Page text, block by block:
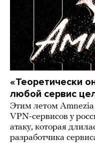
«Теоретически
любой сервис
Этим летом
VPN-сервисов у
атаку, которая
разработчика